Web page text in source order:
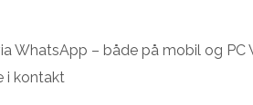
WhatsApp – både på mobil og PC
i kontakt